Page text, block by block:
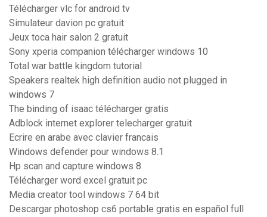
Télécharger vlc for android tv
Simulateur davion pc gratuit
Jeux toca hair salon 2 gratuit
Sony xperia companion télécharger windows 10
Total war battle kingdom tutorial
Speakers realtek high definition audio not plugged in
windows 7
The binding of isaac télécharger gratis
Adblock internet explorer telecharger gratuit
Ecrire en arabe avec clavier francais
Windows defender pour windows 8.1
Hp scan and capture windows 8
Télécharger word excel gratuit pc
Media creator tool windows 7 64 bit
Descargar photoshop cs6 portable gratis en español full